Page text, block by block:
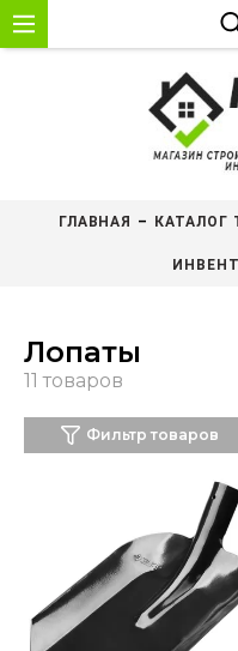
ГЛАВНАЯ КАТАЛОГ
Лопаты
Фильтр товаров